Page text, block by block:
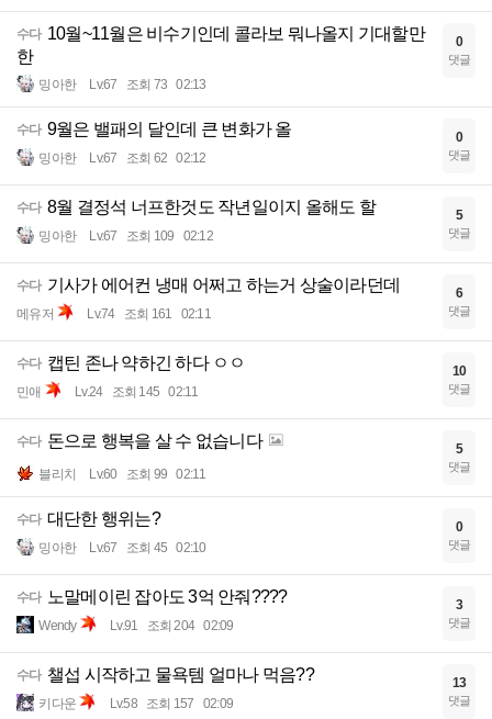
수다 10월~11월은 비수기인데 콜라보 뭐나올지 기대할만
한
밍아한 Lv.67 조회 73 02:13
0
댓글
수다 9월은 밸패의 달인데 큰 변화가 올
밍아한 Lv.67 조회 62 02:12
0
댓글
수다 8월 결정석 너프한것도 작년일이지 올해도 할
밍아한 Lv.67 조회 109 02:12
5
댓글
수다 기사가 에어컨 냉매 어쩌고 하는거 상술이라던데
메유저 Lv.74 조회 161 02:11
6
댓글
수다 캡틴 존나 약하긴 하다 ㅇㅇ
민애 Lv.24 조회 145 02:11
10
댓글
수다 돈으로 행복을 살 수 없습니다
블리치 Lv.60 조회 99 02:11
5
댓글
수다 대단한 행위는?
밍아한 Lv.67 조회 45 02:10
0
댓글
수다 노말메이린 잡아도 3억 안줘????
Wendy Lv.91 조회 204 02:09
3
댓글
수다 챌섭 시작하고 물욕템 얼마나 먹음??
키다운 Lv.58 조회 157 02:09
13
댓글